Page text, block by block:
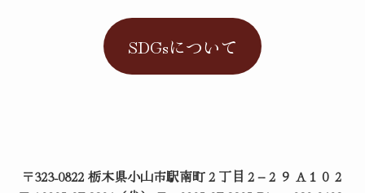
SDGsについて
〒323-0822 栃木県小山市駅南町２丁目２−２９ A１０２